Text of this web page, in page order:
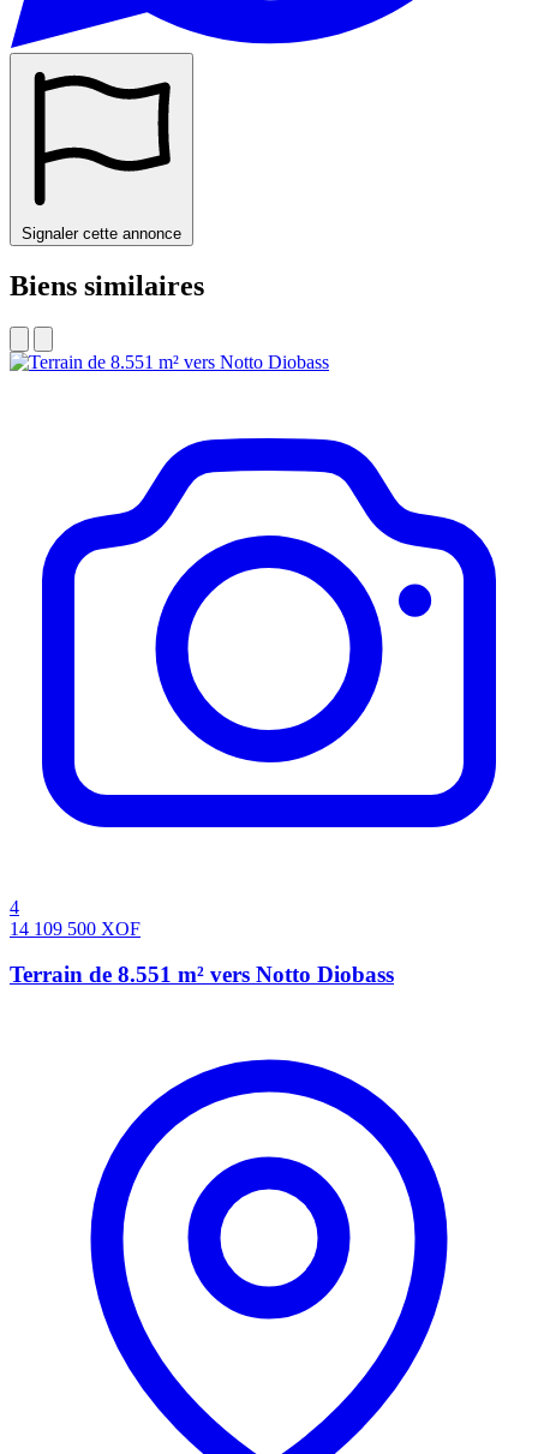
Signaler cette annonce
Biens similaires
4
14 109 500 XOF
Terrain de 8.551 m² vers Notto Diobass